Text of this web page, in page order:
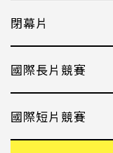
閉幕片
國際長片競賽
國際短片競賽